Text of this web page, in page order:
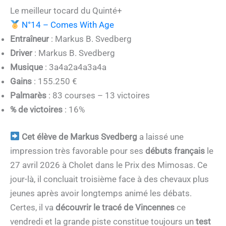
Le meilleur tocard du Quinté+
N°14 – Comes With Age
Entraîneur: Markus B. Svedberg
Driver: Markus B. Svedberg
Musique : 3a4a2a4a3a4a
Gains : 155.250 €
Palmarès : 83 courses – 13 victoires
% de victoires : 16%
Cet élève de Markus Svedberg a laissé une
impression très favorable pour ses débuts français le
27 avril 2026 à Cholet dans le Prix des Mimosas. Ce
jour-là, il concluait troisième face à des chevaux plus
jeunes après avoir longtemps animé les débats.
Certes, il va découvrir le tracé de Vincennes ce
vendredi et la grande piste constitue toujours un test